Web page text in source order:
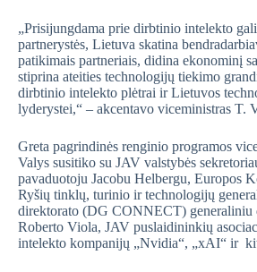
„Prisijungdama prie dirbtinio intelekto
partnerystės, Lietuva skatina
patikimais partneriais, didina ekonominį
stiprina ateities technologijų tiekimo
dirbtinio intelekto plėtrai ir Lietuvos
lyderystei,“ – akcentavo viceministras T.
Greta pagrindinės renginio programos
Valys susitiko su JAV valstybės
pavaduotoju Jacobu Helbergu, Europos
Ryšių tinklų, turinio ir technologijų
direktorato (DG CONNECT) generaliniu
Roberto Viola, JAV puslaidininkių
intelekto kompanijų „Nvidia“, „xAI“ ir